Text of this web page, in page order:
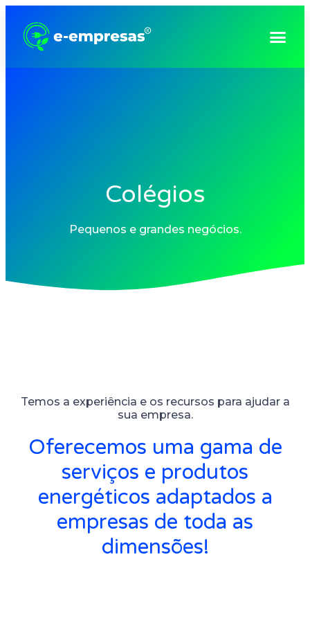
Colégios
Pequenos e grandes negócios.
Temos a experiência e os recursos para ajudar a
sua empresa.
Oferecemos uma gama de
serviços e produtos
energéticos adaptados a
empresas de toda as
dimensões!